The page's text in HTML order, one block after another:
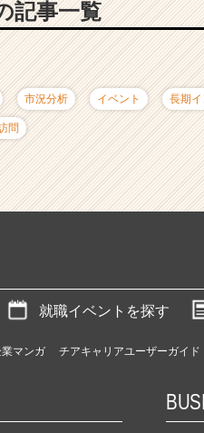
記事一覧
市況分析 イベント 長期
問
就職イベントを探す
マンガ チアキャリアユーザーガイド